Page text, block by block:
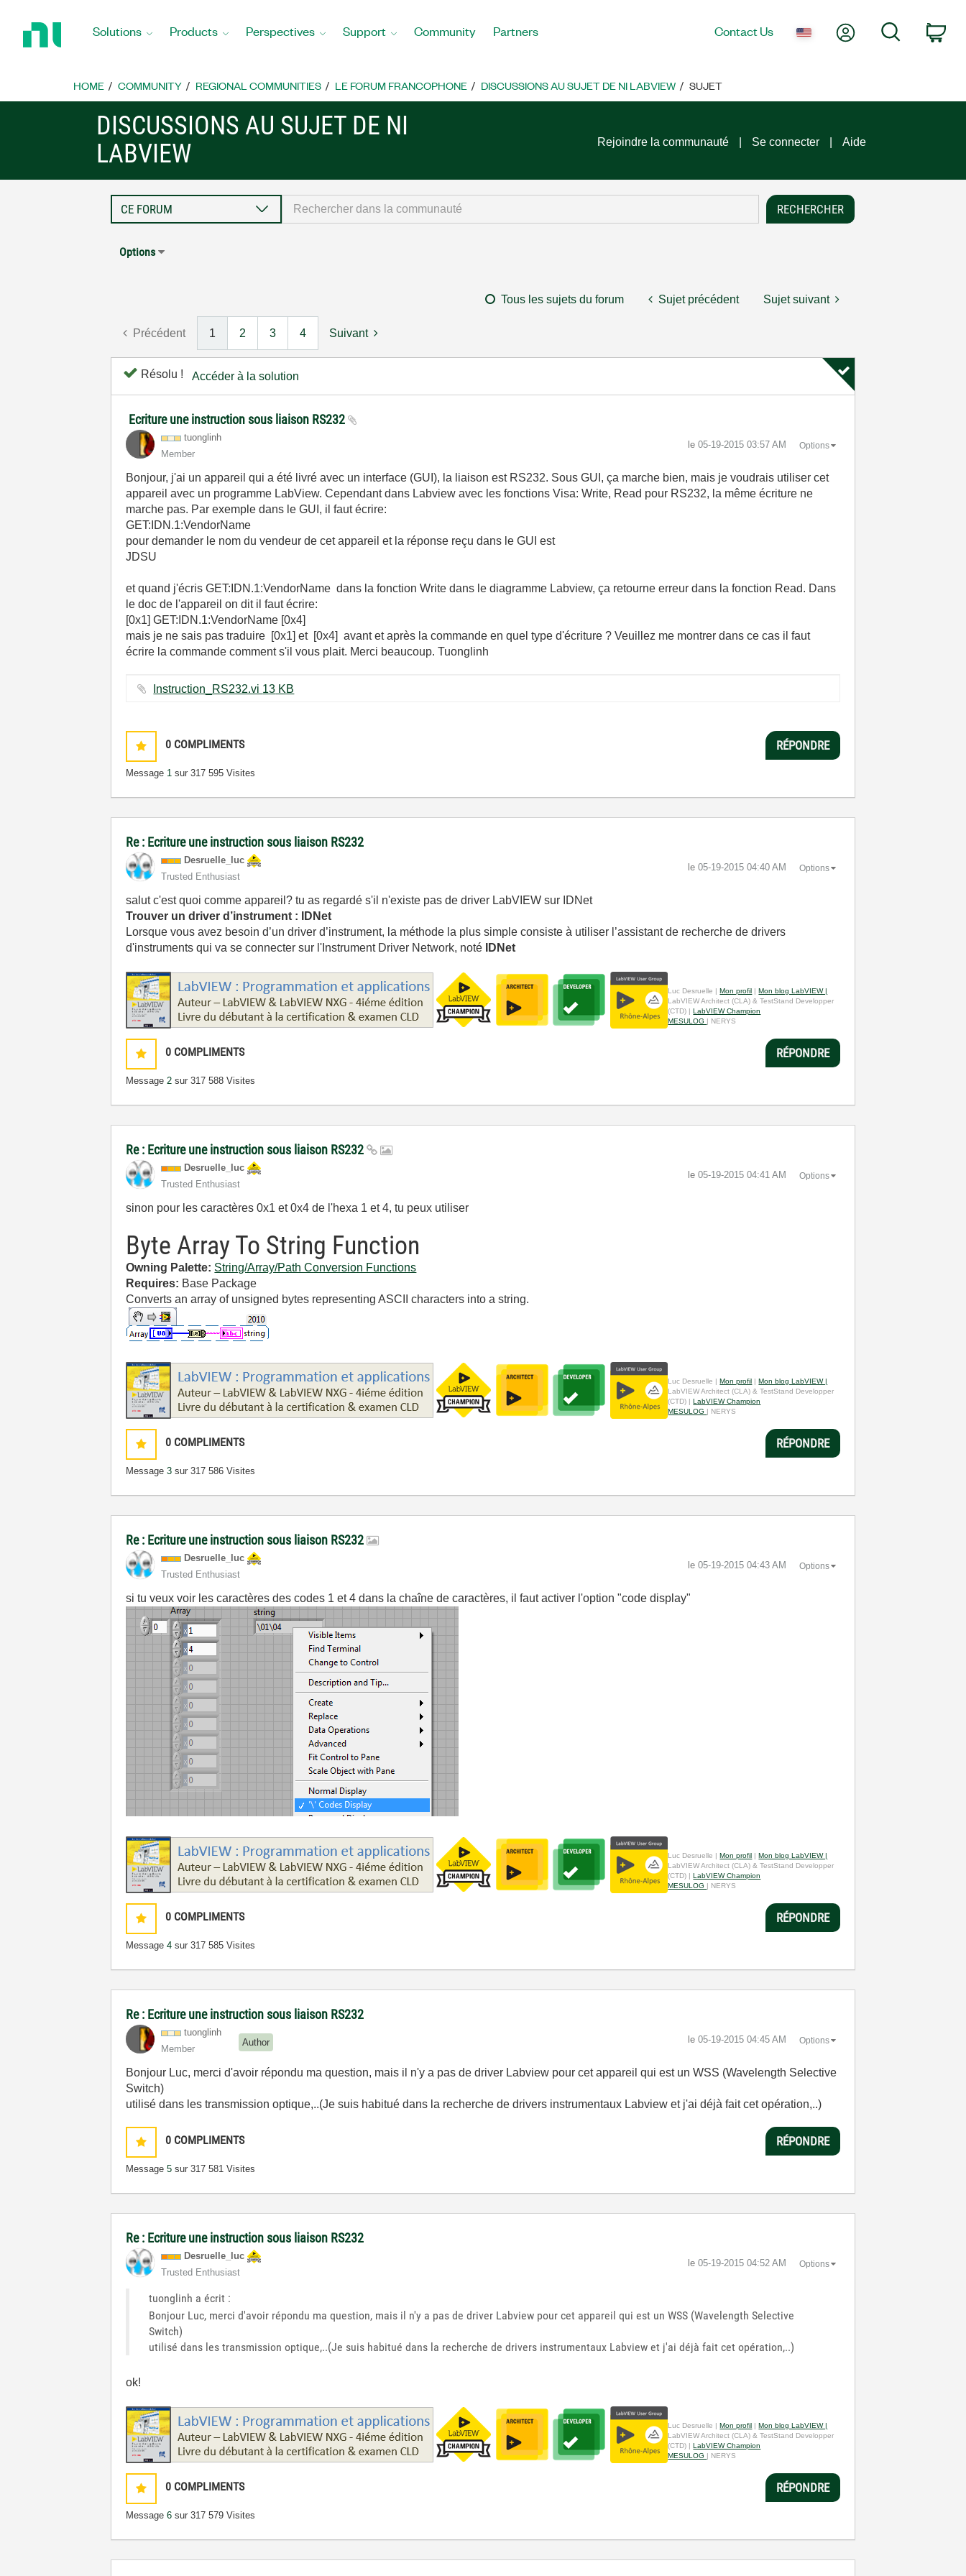
Home
Solutions Products Perspectives Support Community Partners Contact Us My AccountSearch
HOME COMMUNITY REGIONAL COMMUNITIES LE FORUM FRANCOPHONE DISCUSSIONS AU SUJET DE NI LABVIEW SUJET
DISCUSSIONS AU SUJET DE NI
LABVIEW
Rejoindre la communauté Se connecter Aide
Options
Tous les sujets du forum Sujet précédent Sujet suivant
Précédent 1 2 3 4 Suivant
Résolu ! Accéder à la solution
Ecriture une instruction sous liaison RS232
tuonglinh
Member
le ‎05-19-2015 03:57 AM Options
Bonjour, j'ai un appareil qui a été livré avec un interface (GUI), la liaison est RS232. Sous GUI, ça marche bien, mais je voudrais utiliser cet
appareil avec un programme LabView. Cependant dans Labview avec les fonctions Visa: Write, Read pour RS232, la même écriture ne
marche pas. Par exemple dans le GUI, il faut écrire:
GET:IDN.1:VendorName
pour demander le nom du vendeur de cet appareil et la réponse reçu dans le GUI est
JDSU
et quand j'écris GET:IDN.1:VendorName dans la fonction Write dans le diagramme Labview, ça retourne erreur dans la fonction Read. Dans
le doc de l'appareil on dit il faut écrire:
[0x1] GET:IDN.1:VendorName [0x4]
mais je ne sais pas traduire [0x1] et [0x4] avant et après la commande en quel type d'écriture ? Veuillez me montrer dans ce cas il faut
écrire la commande comment s'il vous plait. Merci beaucoup. Tuonglinh
Instruction_RS232.vi ‏13 KB
0 COMPLIMENTS
Message 1 sur 317 595 Visites
RÉPONDRE
Re : Ecriture une instruction sous liaison RS232
Desruelle_luc
Trusted Enthusiast
le ‎05-19-2015 04:40 AM Options
salut c'est quoi comme appareil? tu as regardé s'il n'existe pas de driver LabVIEW sur IDNet
Trouver un driver d’instrument : IDNet
Lorsque vous avez besoin d’un driver d’instrument, la méthode la plus simple consiste à utiliser l’assistant de recherche de drivers
d'instruments qui va se connecter sur l'Instrument Driver Network, noté
IDNet
Luc Desruelle |Mon profil |Mon blog LabVIEW |
LabVIEW Architect (CLA) & TestStand Developper
(CTD) |LabVIEW Champion
MESULOG | NERYS
0 COMPLIMENTS
Message2 sur 317 588 Visites
RÉPONDRE
Re : Ecriture une instruction sous liaison RS232
Desruelle_luc
Trusted Enthusiast
le ‎05-19-2015 04:41 AM Options
sinon pour les caractères 0x1 et 0x4 de l'hexa 1 et 4, tu peux utiliser
Byte Array To String Function
Owning Palette: String/Array/Path Conversion Functions
Requires: Base Package
Converts an array of unsigned bytes representing ASCII characters into a string.
Luc Desruelle |Mon profil |Mon blog LabVIEW |
LabVIEW Architect (CLA) & TestStand Developper
(CTD) |LabVIEW Champion
MESULOG | NERYS
0 COMPLIMENTS
Message3 sur 317 586 Visites
RÉPONDRE
Re : Ecriture une instruction sous liaison RS232
Desruelle_luc
Trusted Enthusiast
le ‎05-19-2015 04:43 AM Options
si tu veux voir les caractères des codes 1 et 4 dans la chaîne de caractères, il faut activer l'option "code display"
Luc Desruelle |Mon profil |Mon blog LabVIEW |
LabVIEW Architect (CLA) & TestStand Developper
(CTD) |LabVIEW Champion
MESULOG | NERYS
0 COMPLIMENTS
Message4 sur 317 585 Visites
RÉPONDRE
Re : Ecriture une instruction sous liaison RS232
tuonglinh
Member
Author le ‎05-19-2015 04:45 AM Options
Bonjour Luc, merci d'avoir répondu ma question, mais il n'y a pas de driver Labview pour cet appareil qui est un WSS (Wavelength Selective
Switch)
utilisé dans les transmission optique,..(Je suis habitué dans la recherche de drivers instrumentaux Labview et j'ai déjà fait cet opération,..)
0 COMPLIMENTS
Message5 sur 317 581 Visites
RÉPONDRE
Re : Ecriture une instruction sous liaison RS232
Desruelle_luc
Trusted Enthusiast
le ‎05-19-2015 04:52 AM Options
tuonglinh a écrit :
Bonjour Luc, merci d'avoir répondu ma question, mais il n'y a pas de driver Labview pour cet appareil qui est un WSS (Wavelength Selective
Switch)
utilisé dans les transmission optique,..(Je suis habitué dans la recherche de drivers instrumentaux Labview et j'ai déjà fait cet opération,..)
ok!
Luc Desruelle |Mon profil |Mon blog LabVIEW |
LabVIEW Architect (CLA) & TestStand Developper
(CTD) |LabVIEW Champion
MESULOG | NERYS
0 COMPLIMENTS
Message6 sur 317 579 Visites
RÉPONDRE